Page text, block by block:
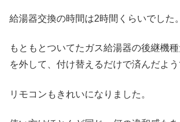
給湯器交換の時間は2時間くらいでした。
もともとついてたガス給湯器の後継機
を外して、付け替えるだけで済んだよう
リモコンもきれいになりました。